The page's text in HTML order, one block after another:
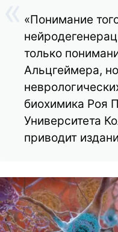
«Понимание
только
Альцгеймера,
биохимика Роя
Университета
приводит